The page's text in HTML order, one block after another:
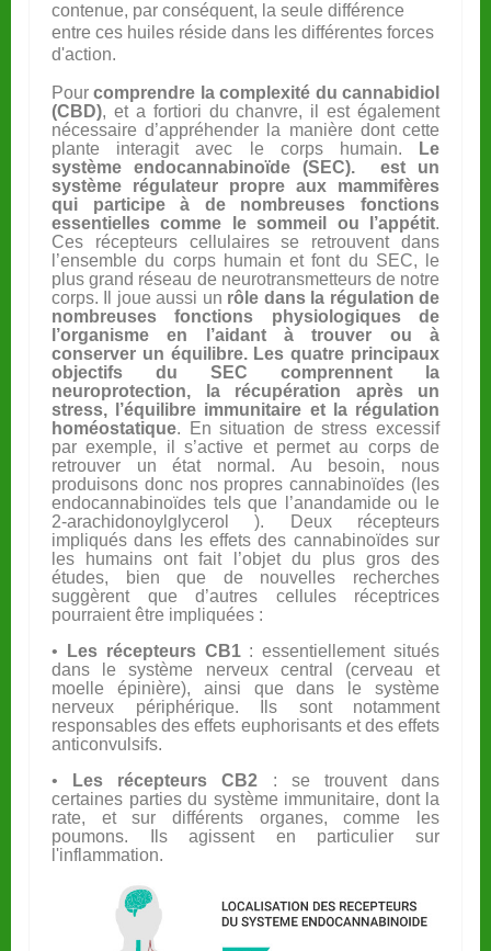
contenue, par conséquent, la seule différence
entre ces huiles réside dans les différentes forces
d'action.
Pourcomprendre la complexité du cannabidiol
(CBD), et a fortiori du chanvre, il est également
nécessaire d’appréhender la manière dont cette
plante interagit avec le corps humain.
Le
système endocannabinoïde (SEC). est un
système régulateur propre aux mammifères
qui participe à de nombreuses fonctions
essentielles comme le sommeil ou l’appétit.
Ces récepteurs cellulaires se retrouvent dans
l’ensemble du corps humain et font du SEC, le
plus grand réseau de neurotransmetteurs de notre
corps. Il joue aussi un rôle dans la régulation de
nombreuses fonctions physiologiques de
l’organisme en l’aidant à trouver ou à
conserver un équilibre. Les quatre principaux
objectifs du SEC comprennent la
neuroprotection, la récupération après un
stress, l’équilibre immunitaire et la régulation
homéostatique. En situation de stress excessif
par exemple, il s’active et permet au corps de
retrouver un état normal. Au besoin, nous
produisons donc nos propres cannabinoïdes (les
endocannabinoïdes tels que l’anandamide ou le
2-arachidonoylglycerol ). Deux récepteurs
impliqués dans les effets des cannabinoïdes sur
les humains ont fait l’objet du plus gros des
études, bien que de nouvelles recherches
suggèrent que d’autres cellules réceptrices
pourraient être impliquées :
• Les récepteurs CB1: essentiellement situés
dans le système nerveux central (cerveau et
moelle épinière), ainsi que dans le système
nerveux périphérique. Ils sont notamment
responsables des effets euphorisants et des effets
anticonvulsifs.
•
Les récepteurs CB2 : se trouvent dans
certaines parties du système immunitaire, dont la
rate, et sur différents organes, comme les
poumons. Ils agissent en particulier sur
l'inflammation.